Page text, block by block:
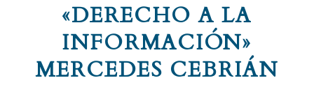
«DERECHO A LA
INFORMACIÓN»
MERCEDES CEBRIÁN